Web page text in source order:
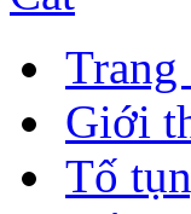
Trang
Giới
Tố